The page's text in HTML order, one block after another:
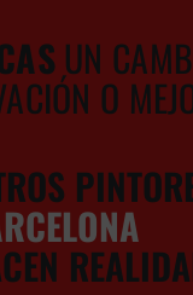
SUN
O